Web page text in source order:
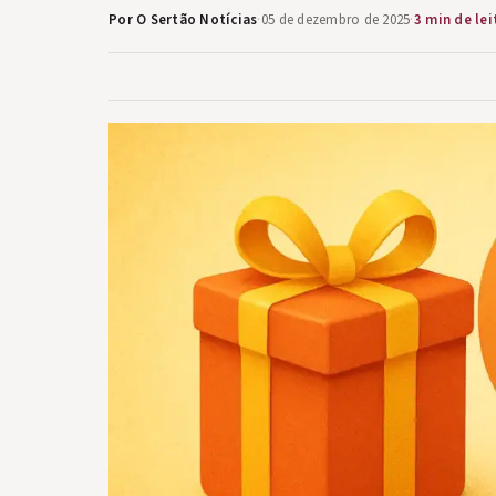
Por O Sertão Notícias·05 de dezembro de 2025·3 min de